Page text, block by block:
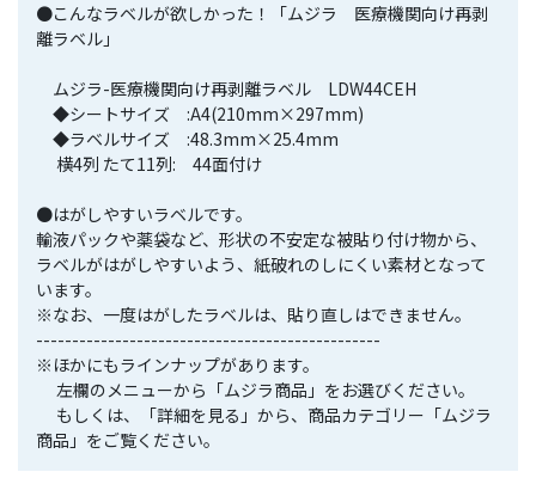
●こんなラベルが欲しかった！「ムジラ 医療機関向け再剥
離ラベル」
ムジラ-医療機関向け再剥離ラベル LDW44CEH
◆シートサイズ :A4(210mm×297mm)
◆ラベルサイズ :48.3mm×25.4mm
横4列 たて11列: 44面付け
●はがしやすいラベルです。
輸液パックや薬袋など、形状の不安定な被貼り付け物から、
ラベルがはがしやすいよう、紙破れのしにくい素材となって
います。
※なお、一度はがしたラベルは、貼り直しはできません。
------------------------------------------------
※ほかにもラインナップがあります。
左欄のメニューから「ムジラ商品」をお選びください。
もしくは、「詳細を見る」から、商品カテゴリー「ムジラ
商品」をご覧ください。